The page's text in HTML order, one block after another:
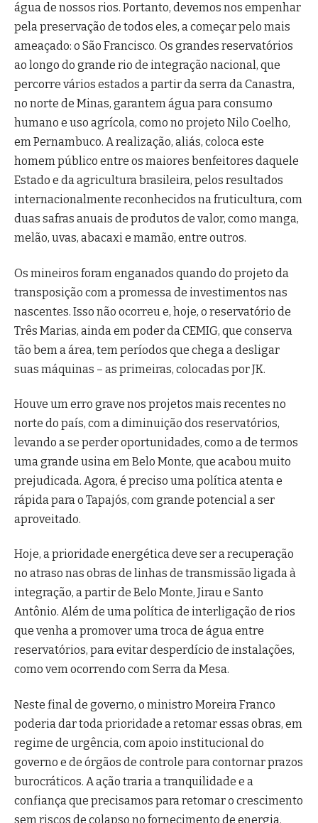
água de nossos rios. Portanto, devemos nos empenhar
pela preservação de todos eles, a começar pelo mais
ameaçado: o São Francisco. Os grandes reservatórios
ao longo do grande rio de integração nacional, que
percorre vários estados a partir da serra da Canastra,
no norte de Minas, garantem água para consumo
humano e uso agrícola, como no projeto Nilo Coelho,
em Pernambuco. A realização, aliás, coloca este
homem público entre os maiores benfeitores daquele
Estado e da agricultura brasileira, pelos resultados
internacionalmente reconhecidos na fruticultura, com
duas safras anuais de produtos de valor, como manga,
melão, uvas, abacaxi e mamão, entre outros.
Os mineiros foram enganados quando do projeto da
transposição com a promessa de investimentos nas
nascentes. Isso não ocorreu e, hoje, o reservatório de
Três Marias, ainda em poder da CEMIG, que conserva
tão bem a área, tem períodos que chega a desligar
suas máquinas – as primeiras, colocadas por JK.
Houve um erro grave nos projetos mais recentes no
norte do país, com a diminuição dos reservatórios,
levando a se perder oportunidades, como a de termos
uma grande usina em Belo Monte, que acabou muito
prejudicada. Agora, é preciso uma política atenta e
rápida para o Tapajós, com grande potencial a ser
aproveitado.
Hoje, a prioridade energética deve ser a recuperação
no atraso nas obras de linhas de transmissão ligada à
integração, a partir de Belo Monte, Jirau e Santo
Antônio. Além de uma política de interligação de rios
que venha a promover uma troca de água entre
reservatórios, para evitar desperdício de instalações,
como vem ocorrendo com Serra da Mesa.
Neste final de governo, o ministro Moreira Franco
poderia dar toda prioridade a retomar essas obras, em
regime de urgência, com apoio institucional do
governo e de órgãos de controle para contornar prazos
burocráticos. A ação traria a tranquilidade e a
confiança que precisamos para retomar o crescimento
sem riscos de colapso no fornecimento de energia.